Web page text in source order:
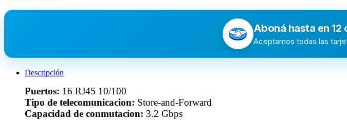
Aboná hasta en
Aceptamos todas las
Descripción
Puertos: 16 RJ45 10/100
Tipo de telecomunicacion: Store-and-Forward
Capacidad de conmutacion: 3.2 Gbps